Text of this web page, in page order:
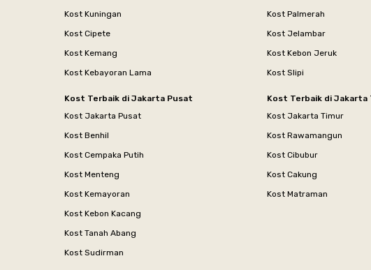
Kost Kuningan
Kost Cipete
Kost Kemang
Kost Kebayoran Lama
Kost Terbaik di Jakarta Pusat
Kost Jakarta Pusat
Kost Benhil
Kost Cempaka Putih
Kost Menteng
Kost Kemayoran
Kost Kebon Kacang
Kost Tanah Abang
Kost Sudirman
Kost Palmerah
Kost Jelambar
Kost Kebon Jeruk
Kost Slipi
Kost Terbaik di Jakarta
Kost Jakarta Timur
Kost Rawamangun
Kost Cibubur
Kost Cakung
Kost Matraman